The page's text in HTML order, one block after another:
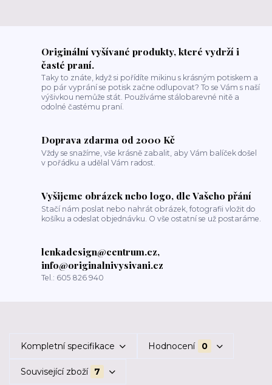
Originální vyšívané produkty, které vydrží i
časté praní.
Taky to znáte, když si pořídíte mikinu s krásným potiskem a
po pár vyprání se potisk začne odlupovat? To se Vám s naší
výšivkou nemůže stát. Používáme stálobarevné nitě a
odolné častému praní.
Doprava zdarma od 2000 Kč
Vždy se snažíme, vše krásně zabalit, aby Vám balíček došel
v pořádku a udělal Vám radost.
Vyšijeme obrázek nebo logo, dle Vašeho přání
Stačí nám poslat nebo nahrát obrázek, fotografii vložit do
košíku a odeslat objednávku. O vše ostatní se už postaráme.
lenkadesign@centrum.cz,
info@originalnivysivani.cz
Tel.: 605 826 940
Kompletní specifikace Hodnocení 0
Související zboží 7